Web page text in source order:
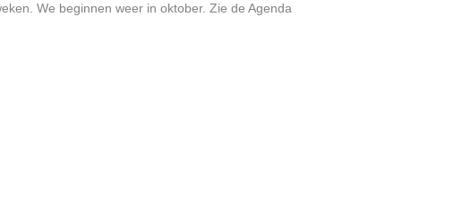
We beginnen weer in oktober. Zie de Agenda